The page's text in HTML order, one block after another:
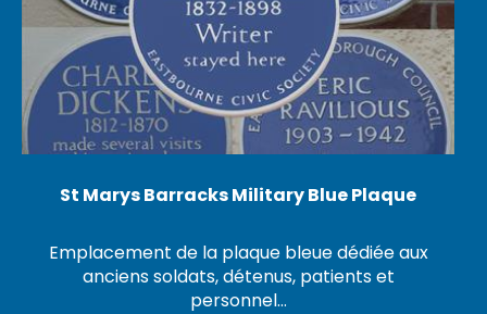
St Marys Barracks Military Blue Plaque
Emplacement de la plaque bleue dédiée aux
anciens soldats, détenus, patients et
personnel…